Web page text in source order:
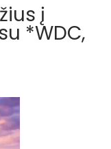
į
*WDC,